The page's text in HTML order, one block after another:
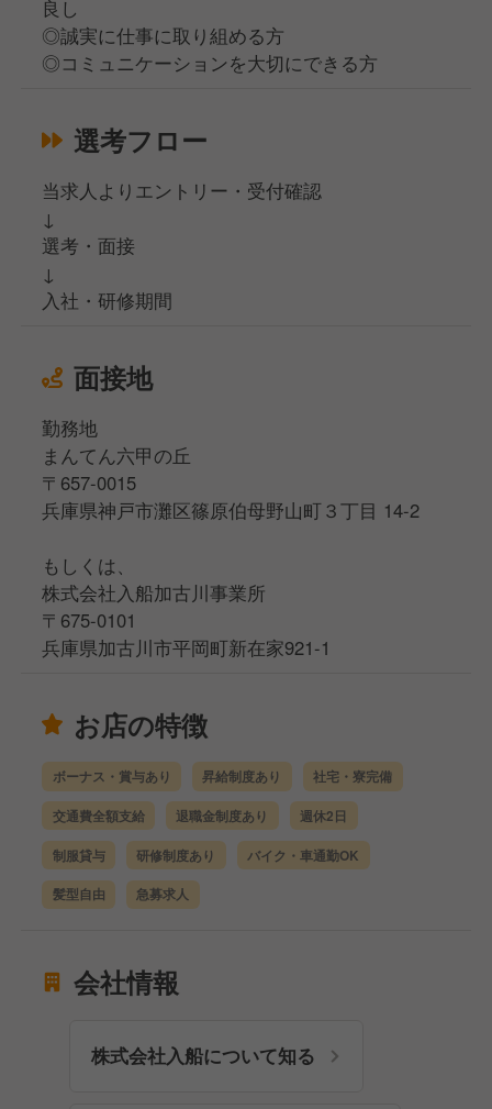
良し
◎誠実に仕事に取り組める方
◎コミュニケーションを大切にできる方
選考フロー
当求人よりエントリー・受付確認
↓
選考・面接
↓
入社・研修期間
面接地
勤務地
まんてん六甲の丘
〒657-0015
兵庫県神戸市灘区篠原伯母野山町３丁目 14-2
もしくは、
株式会社入船加古川事業所
〒675-0101
兵庫県加古川市平岡町新在家921-1
お店の特徴
ボーナス・賞与あり 昇給制度あり 社宅・寮完備
交通費全額支給 退職金制度あり 週休2日
制服貸与 研修制度あり バイク・車通勤OK
髪型自由 急募求人
会社情報
株式会社入船について知る